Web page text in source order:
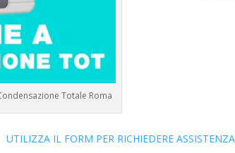
Totale Roma
UTILIZZA IL FORM PER RICHIEDERE